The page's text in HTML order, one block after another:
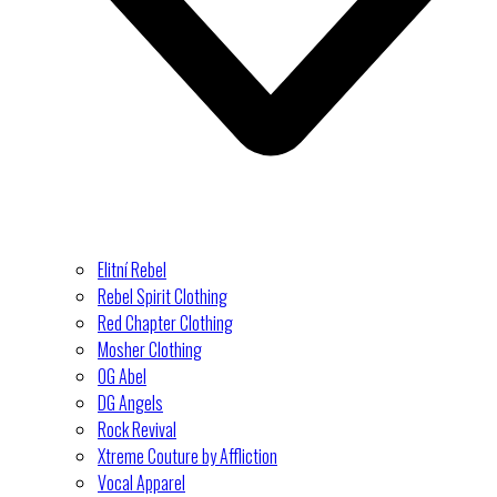
Elitní Rebel
Rebel Spirit Clothing
Red Chapter Clothing
Mosher Clothing
OG Abel
DG Angels
Rock Revival
Xtreme Couture by Affliction
Vocal Apparel